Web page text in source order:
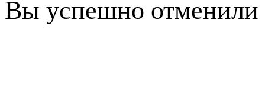
Вы успешно отменили